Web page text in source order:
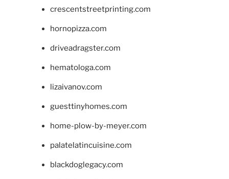
crescentstreetprinting.com
hornopizza.com
driveadragster.com
hematologa.com
lizaivanov.com
guesttinyhomes.com
home-plow-by-meyer.com
palatelatincuisine.com
blackdoglegacy.com